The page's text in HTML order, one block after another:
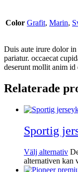
Color Grafit, Marin,
Duis aute irure dolor
pariatur. occaecat
deserunt mollit anim id
Relaterade
Sportig
Välj alternativ
alternativen kan